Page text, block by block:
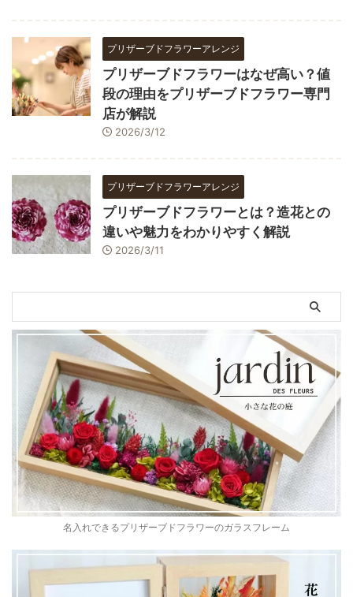
プリザーブドフラワーアレンジ
プリザーブドフラワーはなぜ高い？値
段の理由をプリザーブドフラワー専門
店が解説
2026/3/12
プリザーブドフラワーアレンジ
プリザーブドフラワーとは？造花との
違いや魅力をわかりやすく解説
2026/3/11
名入れできるプリザーブドフラワーのガラスフレーム